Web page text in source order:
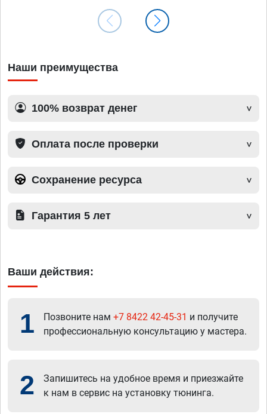
Наши преимущества
100% возврат денег
Оплата после проверки
Сохранение ресурса
Гарантия 5 лет
Ваши действия:
1 Позвоните нам +7 8422 42-45-31 и получите
профессиональную консультацию у мастера.
2
Запишитесь на удобное время и приезжайте
к нам в сервис на установку тюнинга.